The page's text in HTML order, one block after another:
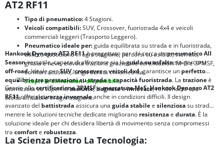
AT2 RF11
Tipo di pneumatico:4 Stagioni.
Veicoli compatibili:SUV, Crossover, fuoristrada 4x4 e veicoli
commerciali leggeri (Trasporto Leggero).
Pneumatico ideale per:guida equilibrata su strada e in fuoristrada,
utilizzo quotidiano in ogni stagione, percorsi su asfalto, sterrato,
ghiaia e neve, elevata trazione grazie alle certificazioni M+S e 3PMSF,
comfort acustico, lunga durata chilometrica.
Scopri le dimensioni disponibili.
Hankook Dynapro AT2 RF11è progettato per chi cerca unpneumatico All
Seasonversatile, capace di affrontare sia laguida su asfaltosia percorsi
off-road. Ideale perSUV,crossovereveicoli 4x4, garantisce un perfetto
equilibrio traprestazioni su stradaecapacità fuoristrada. La trazioneè
ottimizzata su superficiasciutte,bagnateeinnevate, rendendolo una
scelta affidabile in ogni stagione.
Grazie allacertificazione3PMSFemarcaturaM+S,Hankook Dynapro AT2
RF11offresicurezza invernaleanche in condizioni difficili. Il design
avanzato del battistradaassicura una guida stabilee silenziosasu strada,
mentre le soluzioni tecniche dedicate migliorano resistenzae durata. È la
soluzione ideale per chi desidera libertà di movimento senza compromessi
tra comforte robustezza.
La Scienza Dietro La Tecnologia: